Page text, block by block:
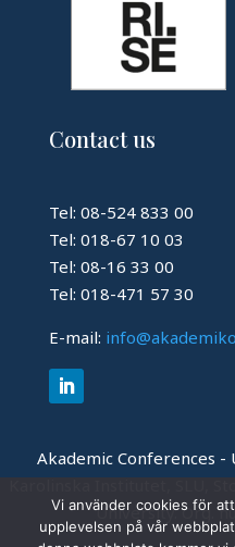
Contact us
Tel: 08-524 833 00
Tel: 018-67 10 03
Tel: 08-16 33 00
Tel: 018-471 57 30
E-mail:
Akademic Conferences
University.Org.
Vi använder cookies för
upplevelsen på vår